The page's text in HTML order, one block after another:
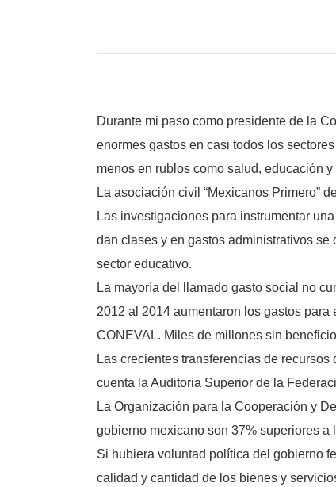
Durante mi paso como presidente de la
enormes gastos en casi todos los
menos en rublos como salud, educación
La asociación civil “Mexicanos Primero”
Las investigaciones para instrumentar
dan clases y en gastos administrativos
sector educativo.
La mayoría del llamado gasto social no
2012 al 2014 aumentaron los gastos
CONEVAL. Miles de millones sin
Las crecientes transferencias de
cuenta la Auditoria Superior de la
La Organización para la Cooperación y
gobierno mexicano son 37% superiores
Si hubiera voluntad política del gobierno
calidad y cantidad de los bienes y